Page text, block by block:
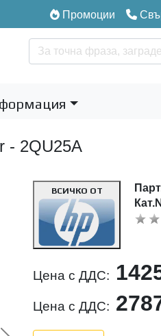
Промоции
- 2QU25A
ВСИЧКО ОТ
Цена с ДДС:
Цена с ДДС: